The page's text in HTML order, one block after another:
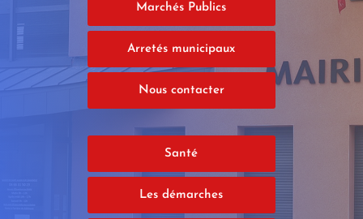
Marchés Publics
Arretés municipaux
Nous contacter
Santé
Les démarches